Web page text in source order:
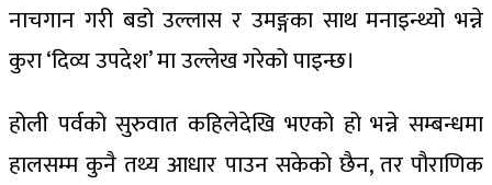
नाचगान गरी बडो उल्लास र उमङ्गका साथ मनाइन्थ्यो भन्ने
कुरा ‘दिव्य उपदेश’ मा उल्लेख गरेको पाइन्छ।
होली पर्वको सुरुवात कहिलेदेखि भएको हो भन्ने सम्बन्धमा
हालसम्म कुनै तथ्य आधार पाउन सकेको छैन, तर पौराणिक